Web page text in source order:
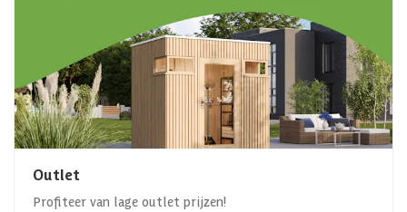
Outlet
Profiteer van lage outlet prijzen!